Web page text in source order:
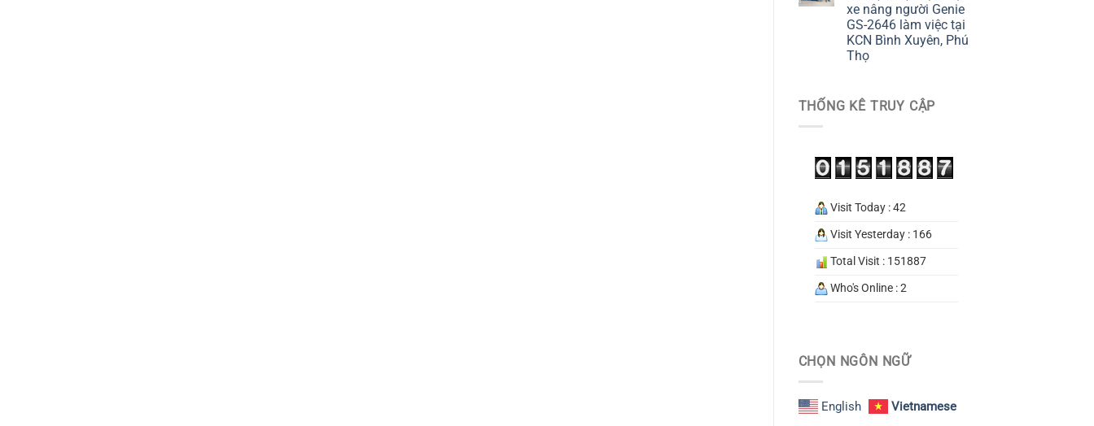
xe nâng người Genie
GS-2646 làm việc tại
KCN Bình Xuyên, Phú
Thọ
THỐNG KÊ TRUY CẬP
Visit Today : 42
Visit Yesterday : 166
Total Visit : 151887
Who's Online : 2
CHỌN NGÔN NGỮ
English Vietnamese